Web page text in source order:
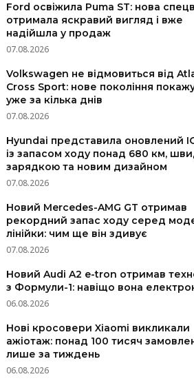
Ford освіжила Puma ST: нова
отримала яскравий вигляд і вже
надійшла у продаж
07.08.2026
Volkswagen не відмовиться від
Cross Sport: нове покоління
уже за кілька днів
07.08.2026
Hyundai представила оновлений
із запасом ходу понад 680 км,
зарядкою та новим дизайном
07.08.2026
Новий Mercedes-AMG GT отримав
рекордний запас ходу серед
лінійки: чим ще він здивує
07.08.2026
Новий Audi A2 e-tron отримав
з Формули-1: навіщо вона
06.08.2026
Нові кросовери Xiaomi викликали
ажіотаж: понад 100 тисяч
лише за тиждень
06.08.2026